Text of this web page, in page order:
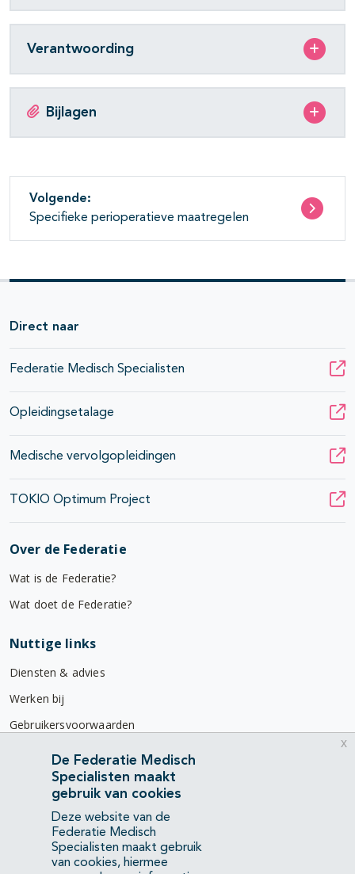
Verantwoording
Bijlagen
Volgende:
Specifieke perioperatieve maatregelen
Direct naar
Federatie Medisch Specialisten
Opleidingsetalage
Medische vervolgopleidingen
TOKIO Optimum Project
Over de Federatie
Wat is de Federatie?
Wat doet de Federatie?
Nuttige links
Diensten & advies
Werken bij
Gebruikersvoorwaarden
Privacyverklaring
Contact
Mercatorlaan 1200
3528 BL Utrecht
(088) 505 34 34
De Federatie Medisch
Specialisten maakt
gebruik van cookies
Deze website van de
Federatie Medisch
Specialisten maakt gebruik
van cookies, hiermee
x